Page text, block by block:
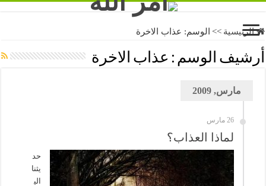
الرئيسية >> الوسم: عذاب الاخرة
أرشيف الوسم : عذاب الاخرة
مارس, 2009
26 مارس
لماذا العذاب؟
حد
يثنا
الي